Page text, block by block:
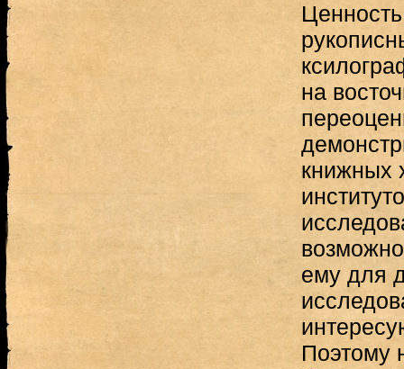
Ценность
на
книжных
ему для
Поэтому